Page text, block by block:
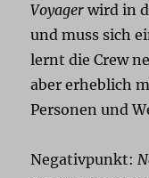
Voyager wird in
und muss sich
lernt die Crew
aber erheblich
Personen und
Negativpunkt: